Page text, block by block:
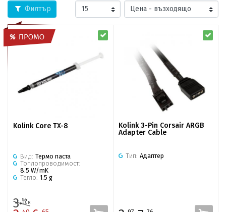
Филтър
Kolink Core TX-8
Вид: Термо паста
Топлопроводимост:
8.5 W/mK
Тегло: 1.5 g
3·84
EUR
Kolink 3-Pin Corsair ARGB
Adapter Cable
Тип: Адаптер